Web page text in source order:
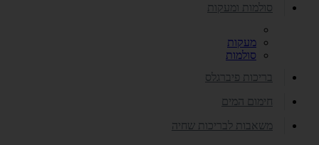
סולמות ומעקות
מעקות
סולמות
בריכות פיברגלס
חימום המים
משאבות לבריכות שחיה